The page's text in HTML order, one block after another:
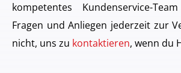
kompetentes Kundenservice-
Fragen und Anliegen jederzeit zur
nicht, uns zu kontaktieren, wenn du